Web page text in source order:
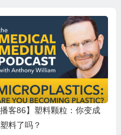
播客86】塑料颗粒：你变成
料了吗？